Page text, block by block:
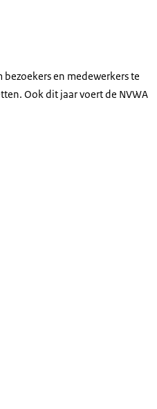
en medewerkers te
Ook dit jaar voert de NVWA